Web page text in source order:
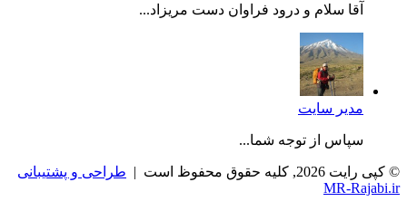
آقا سلام و درود فراوان دست مریزاد...
مدیر سایت
سپاس از توجه شما...
© کپی رایت 2026, کلیه حقوق محفوظ است |
طراحی و پشتیبانی
MR-Rajabi.ir